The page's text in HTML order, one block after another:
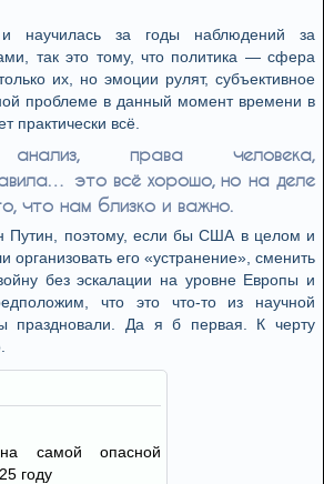
научилась за годы наблюдений за
так это тому, что политика — сфера
их, но эмоции рулят, субъективное
проблеме в данный момент времени в
практически всё.
анализ, права человека,
это всё хорошо, но на деле
что нам близко и важно.
Путин, поэтому, если бы США в целом и
организовать его «устранение», сменить
без эскалации на уровне Европы и
что это что-то из научной
Да я б первая. К черту
самой опасной
году